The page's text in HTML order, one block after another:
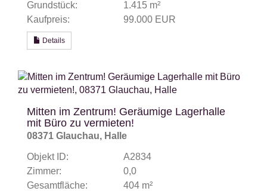
Grundstück:
1.415 m²
Kaufpreis:
99.000 EUR
Details
Mitten im Zentrum! Geräumige Lagerhalle
mit Büro zu vermieten!
08371 Glauchau, Halle
Objekt ID:
A2834
Zimmer:
0,0
Gesamtfläche:
404 m²